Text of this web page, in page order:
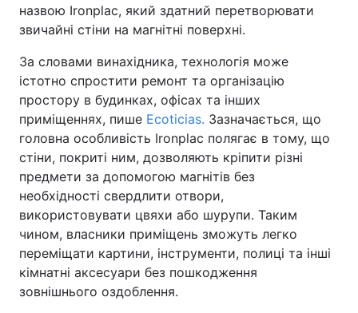
Економіка Світ
Спорт Наука
Техно і зв'язок Лайт
Зброя Інциденти
Здоров'я
Цікавинки Погода
Екологія Регіони
Лонгріди
назвою Ironplac, який здатний перетворювати
звичайні стіни на магнітні поверхні.
За словами винахідника, технологія може
істотно спростити ремонт та організацію
простору в будинках, офісах та інших
приміщеннях, пише Ecoticias. Зазначається, що
головна особливість Ironplac полягає в тому, що
стіни, покриті ним, дозволяють кріпити різні
предмети за допомогою магнітів без
необхідності свердлити отвори,
використовувати цвяхи або шурупи. Таким
чином, власники приміщень зможуть легко
переміщати картини, інструменти, полиці та інші
кімнатні аксесуари без пошкодження
зовнішнього оздоблення.